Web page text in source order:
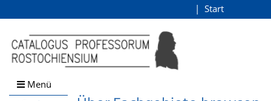
Browsen
direkt zum Inhalt
Start
Menü